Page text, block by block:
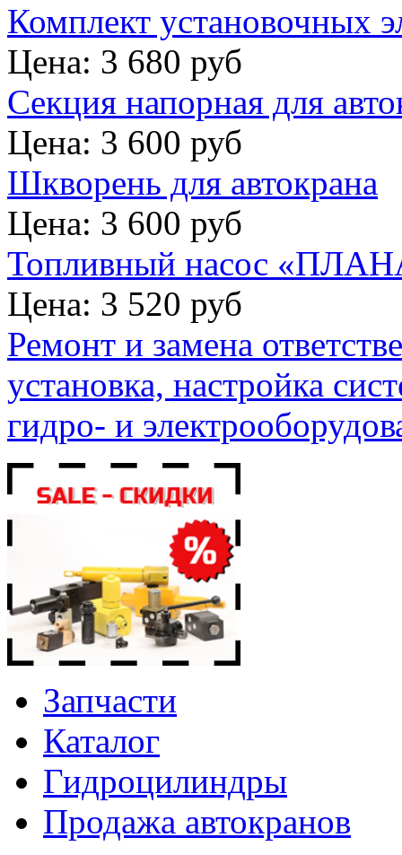
Комплект установочных
Цена: 3 680 руб
Секция напорная для
Цена: 3 600 руб
Шкворень для автокрана
Цена: 3 600 руб
Топливный насос
Цена: 3 520 руб
Ремонт и замена
установка, настройка
гидро- и
Запчасти
Каталог
Гидроцилиндры
Продажа автокранов